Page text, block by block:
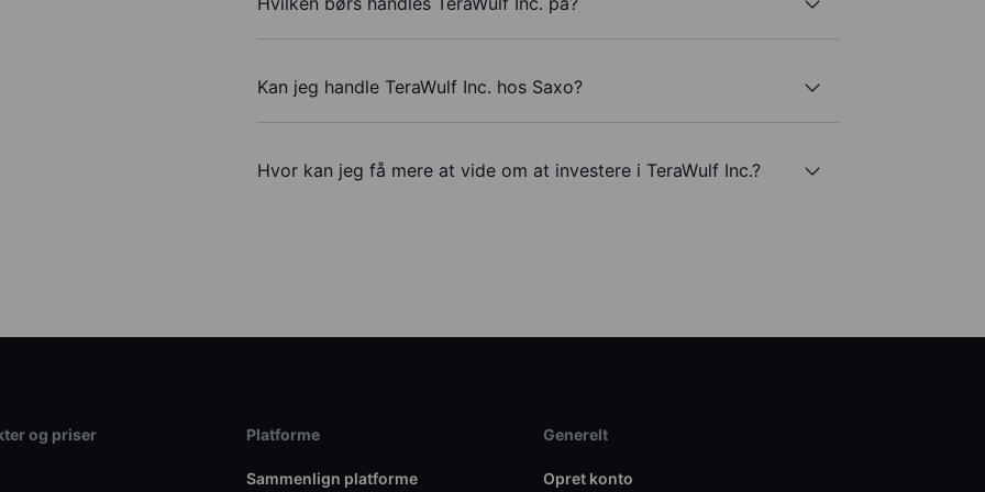
Kan jeg handle TeraWulf Inc. hos Saxo?
Hvor kan jeg få mere at vide om at investere i TeraWulf Inc.?
og priser Platforme
Sammenlign platforme
Generelt
Opret konto